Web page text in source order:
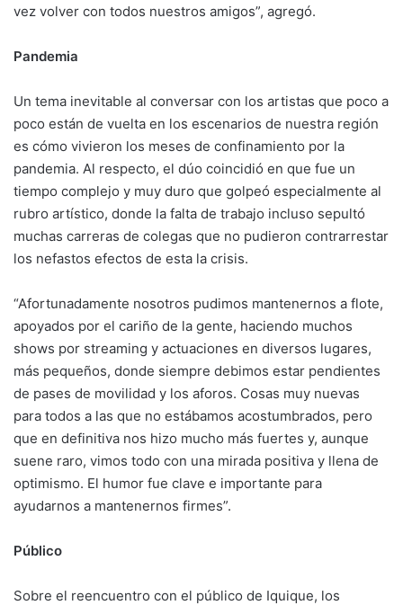
vez volver con todos nuestros amigos”, agregó.
Pandemia
Un tema inevitable al conversar con los artistas que poco a
poco están de vuelta en los escenarios de nuestra región
es cómo vivieron los meses de confinamiento por la
pandemia. Al respecto, el dúo coincidió en que fue un
tiempo complejo y muy duro que golpeó especialmente al
rubro artístico, donde la falta de trabajo incluso sepultó
muchas carreras de colegas que no pudieron contrarrestar
los nefastos efectos de esta la crisis.
“Afortunadamente nosotros pudimos mantenernos a flote,
apoyados por el cariño de la gente, haciendo muchos
shows por streaming y actuaciones en diversos lugares,
más pequeños, donde siempre debimos estar pendientes
de pases de movilidad y los aforos. Cosas muy nuevas
para todos a las que no estábamos acostumbrados, pero
que en definitiva nos hizo mucho más fuertes y, aunque
suene raro, vimos todo con una mirada positiva y llena de
optimismo. El humor fue clave e importante para
ayudarnos a mantenernos firmes”.
Público
Sobre el reencuentro con el público de Iquique, los